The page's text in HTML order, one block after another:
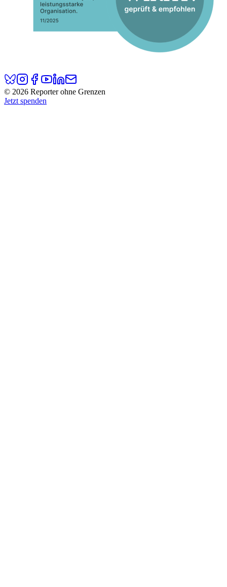
© 2026 Reporter ohne Grenzen
Jetzt spenden